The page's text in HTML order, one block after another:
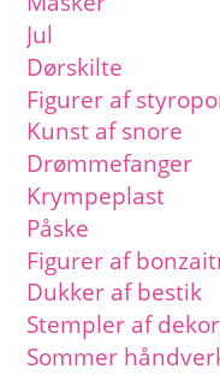
Jul
Dørskilte
Figurer af
Kunst af snore
Drømmefanger
Krympeplast
Påske
Figurer af
Dukker af bestik
Stempler af
Sommer